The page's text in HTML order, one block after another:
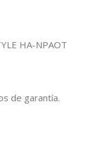
HA-NPAOT
de garantía.